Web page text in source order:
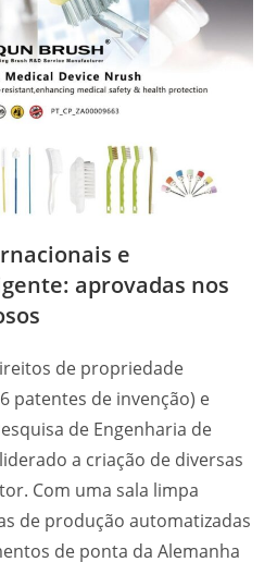
e
aprovadas nos
de propriedade
patentes de invenção) e
de Engenharia de
a criação de diversas
Com uma sala limpa
de produção automatizadas
de ponta da Alemanha